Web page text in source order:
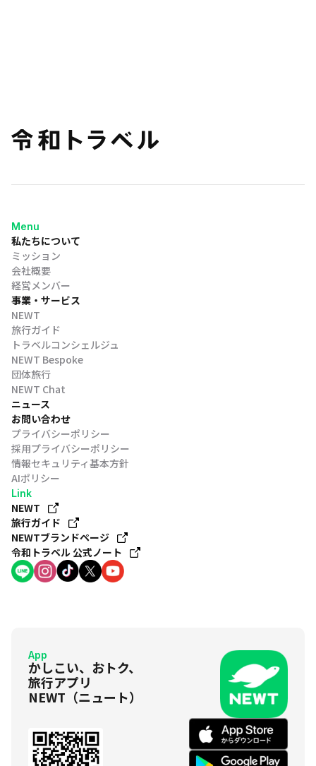
Menu
私たちについて
ミッション
会社概要
経営メンバー
事業・サービス
NEWT
旅行ガイド
トラベルコンシェルジュ
NEWT Bespoke
団体旅行
NEWT Chat
ニュース
お問い合わせ
プライバシーポリシー
採用プライバシーポリシー
情報セキュリティ基本方針
AIポリシー
Link
NEWT
旅行ガイド
NEWTブランドページ
令和トラベル 公式ノート
App
かしこい、おトク、
旅行アプリ
NEWT（ニュート）